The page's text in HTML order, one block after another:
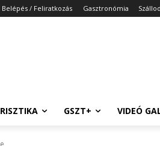
Belépés / Feliratkozás Gasztronómia
GSZT+ VIDEÓ